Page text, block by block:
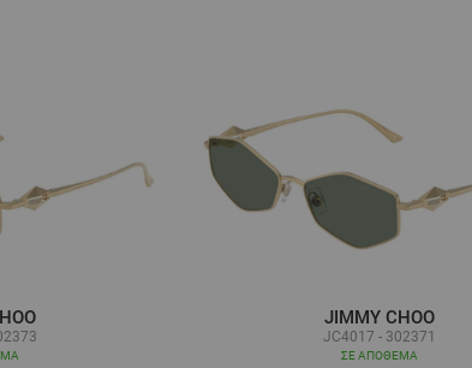
JIMMY CHOO
JC4017 - 302371
ΣΕ ΑΠΌΘΕΜΑ